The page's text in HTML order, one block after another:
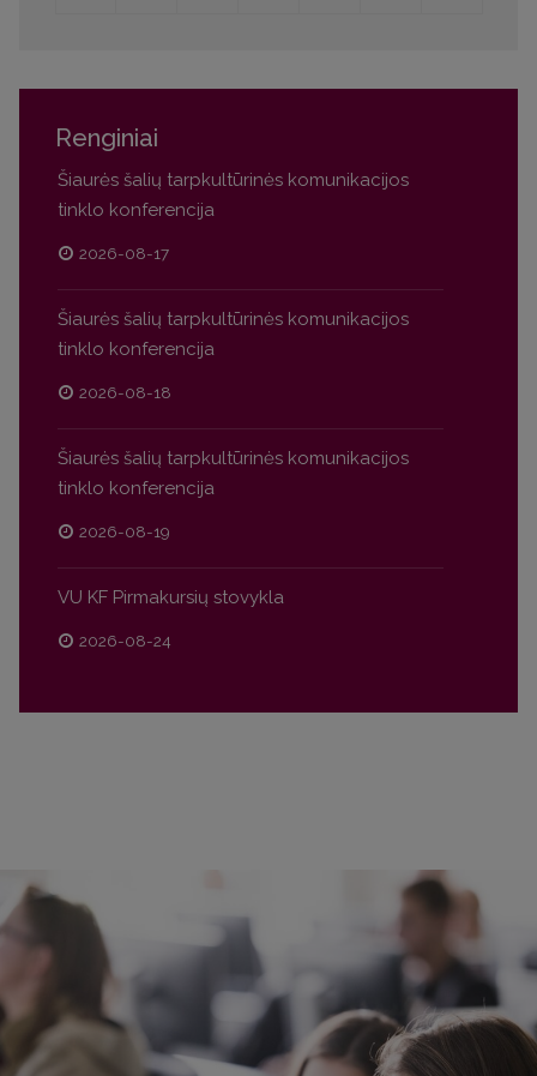
Renginiai
Šiaurės šalių tarpkultūrinės komunikacijos
tinklo konferencija
2026-08-17
Šiaurės šalių tarpkultūrinės komunikacijos
tinklo konferencija
2026-08-18
Šiaurės šalių tarpkultūrinės komunikacijos
tinklo konferencija
2026-08-19
VU KF Pirmakursių stovykla
2026-08-24